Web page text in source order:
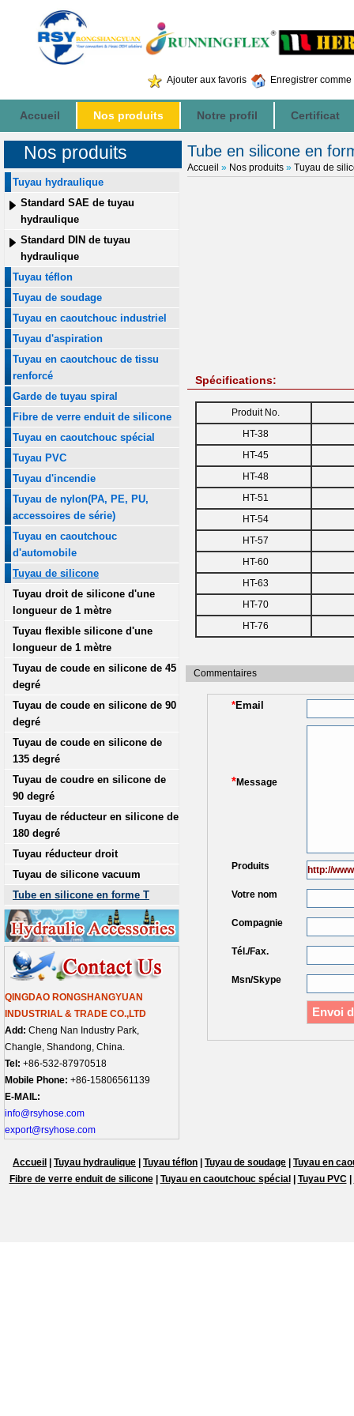
Enregistrer
Ajouter aux favoris
Accueil Nos produits Notre profil Certificat
Nos produits
Tuyau hydraulique
Standard SAE de tuyau
hydraulique
Standard DIN de tuyau
hydraulique
Tuyau téflon
Tuyau de soudage
Tuyau en caoutchouc industriel
Tuyau d'aspiration
Tuyau en caoutchouc de tissu
renforcé
Garde de tuyau spiral
Fibre de verre enduit de silicone
Tuyau en caoutchouc spécial
Tuyau PVC
Tuyau d'incendie
Tuyau de nylon(PA, PE, PU,
accessoires de série)
Tuyau en caoutchouc
d'automobile
Tuyau de silicone
Tuyau droit de silicone d'une
longueur de 1 mètre
Tuyau flexible silicone d'une
longueur de 1 mètre
Tuyau de coude en silicone de 45
degré
Tuyau de coude en silicone de 90
degré
Tuyau de coude en silicone de
135 degré
Tuyau de coudre en silicone de
90 degré
Tuyau de réducteur en silicone de
180 degré
Tuyau réducteur droit
Tuyau de silicone vacuum
Tube en silicone en forme T
QINGDAO RONGSHANGYUAN
INDUSTRIAL & TRADE CO.,LTD
Add: Cheng Nan Industry Park,
Changle, Shandong, China.
Tel: +86-532-87970518
Mobile Phone: +86-15806561139
E-MAIL:
info@rsyhose.com
export@rsyhose.com
Tube en silicone en
Accueil » Nos produits » Tuyau de
Spécifications:
Produit No.
HT-38
HT-45
HT-48
HT-51
HT-54
HT-57
HT-60
HT-63
HT-70
HT-76
Commentaires
*Email
*Message
Produits
Votre nom
Compagnie
Tél./Fax.
Msn/Skype
Accueil | Tuyau hydraulique | Tuyau téflon | Tuyau de soudage | Tuyau en
Fibre de verre enduit de silicone| Tuyau en caoutchouc spécial| Tuyau PVC|